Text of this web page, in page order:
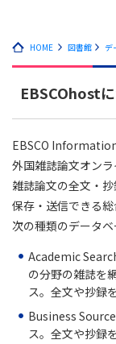
HOME 図書館 デ
EBSCOhost
EBSCO
外国雑誌論文オンラ
雑誌論文の全文・
保存・送信できる総
次の種類のデータベ
Academic
の分野の雑誌を
ス。全文や抄録
Business
ス。全文や抄録